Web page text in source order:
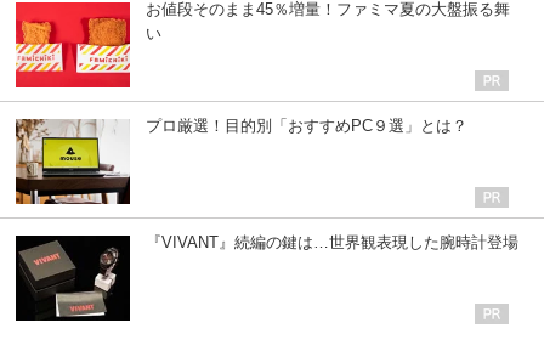
お値段そのまま45％増量！ファミマ夏の大盤振る舞
い
プロ厳選！目的別「おすすめPC９選」とは？
『VIVANT』続編の鍵は…世界観表現した腕時計登場